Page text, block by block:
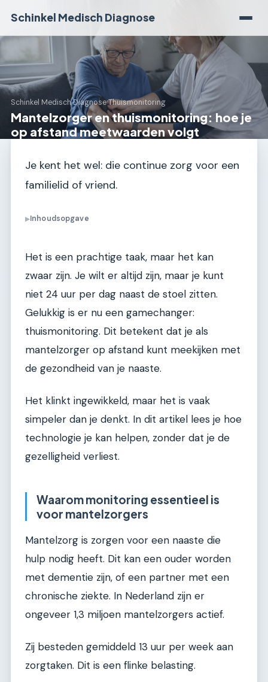
Schinkel Medisch Diagnose
Schinkel Medisch Diagnose›Thuismonitoring
Mantelzorger en thuismonitoring: hoe je
op afstand meetwaarden volgt
Je kent het wel: die continue zorg voor een
familielid of vriend.
▶Inhoudsopgave
Het is een prachtige taak, maar het kan
zwaar zijn. Je wilt er altijd zijn, maar je kunt
niet 24 uur per dag naast de stoel zitten.
Gelukkig is er nu een gamechanger:
thuismonitoring. Dit betekent dat je als
mantelzorger op afstand kunt meekijken met
de gezondheid van je naaste.
Het klinkt ingewikkeld, maar het is vaak
simpeler dan je denkt. In dit artikel lees je hoe
technologie je kan helpen, zonder dat je de
gezelligheid verliest.
Waarom monitoring essentieel is
voor mantelzorgers
Mantelzorg is zorgen voor een naaste die
hulp nodig heeft. Dit kan een ouder worden
met dementie zijn, of een partner met een
chronische ziekte. In Nederland zijn er
ongeveer 1,3 miljoen mantelzorgers actief.
Zij besteden gemiddeld 13 uur per week aan
zorgtaken. Dit is een flinke belasting.